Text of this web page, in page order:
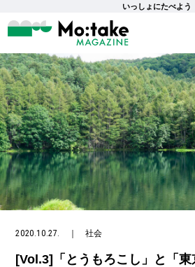
いっしょにたべよう
2020.10.27. ｜社会
[Vol.3]「とうもろこし」と「東